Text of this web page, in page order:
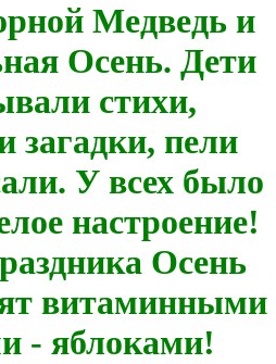
Медведь и
Осень. Дети
стихи,
загадки, пели
У всех было
настроение!
Осень
витаминными
- яблоками!